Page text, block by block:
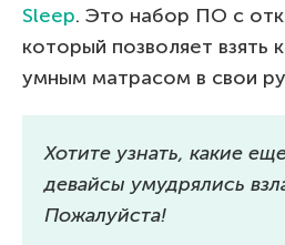
Sleep. Это набор ПО с
который позволяет взять
умным матрасом в свои
Хотите узнать, какие
девайсы умудрялись
Пожалуйста!